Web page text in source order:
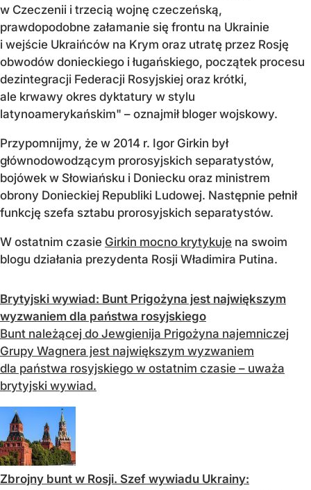
w Czeczenii i trzecią wojnę czeczeńską,
prawdopodobne załamanie się frontu na Ukrainie
i wejście Ukraińców na Krym oraz utratę przez Rosję
obwodów donieckiego i ługańskiego, początek procesu
dezintegracji Federacji Rosyjskiej oraz krótki,
ale krwawy okres dyktatury w stylu
latynoamerykańskim" – oznajmił bloger wojskowy.
Przypomnijmy, że w 2014 r. Igor Girkin był
głównodowodzącym prorosyjskich separatystów,
bojówek w Słowiańsku i Doniecku oraz ministrem
obrony Donieckiej Republiki Ludowej. Następnie pełnił
funkcję szefa sztabu prorosyjskich separatystów.
W ostatnim czasie Girkin mocno krytykuje na swoim
blogu działania prezydenta Rosji Władimira Putina.
Brytyjski wywiad: Bunt Prigożyna jest największym
wyzwaniem dla państwa rosyjskiego
Bunt należącej do Jewgienija Prigożyna najemniczej
Grupy Wagnera jest największym wyzwaniem
dla państwa rosyjskiego w ostatnim czasie – uważa
brytyjski wywiad.
Zbrojny bunt w Rosji. Szef wywiadu Ukrainy: